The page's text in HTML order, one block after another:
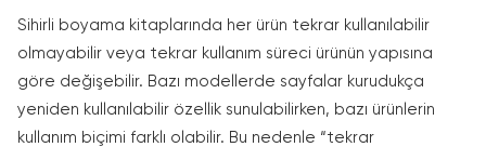
Sihirli boyama kitaplarında her ürün tekrar kullanılabilir
olmayabilir veya tekrar kullanım süreci ürünün yapısına
göre değişebilir. Bazı modellerde sayfalar kurudukça
yeniden kullanılabilir özellik sunulabilirken, bazı ürünlerin
kullanım biçimi farklı olabilir. Bu nedenle “tekrar